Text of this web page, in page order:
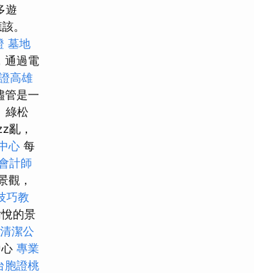
遊
。
墓地
通過電
高雄
管是一
綠松
亂，
心 每
計師
觀，
巧教
的景
清潔公
專業
胞證桃